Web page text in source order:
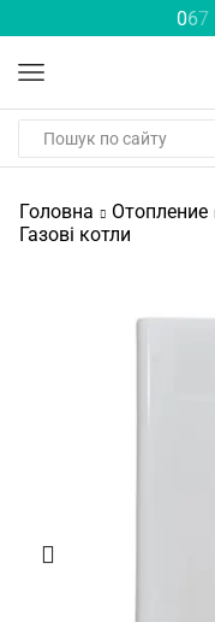
067
Головна Отопление
Газові котли